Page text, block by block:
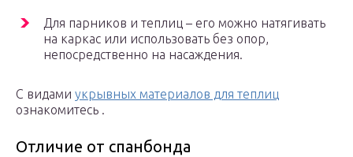
Для парников и теплиц – его можно натягивать
на каркас или использовать без опор,
непосредственно на насаждения.
С видами укрывных материалов для теплиц
ознакомитесь .
Отличие от спанбонда